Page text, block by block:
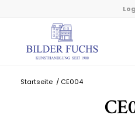
Startseite / CE004